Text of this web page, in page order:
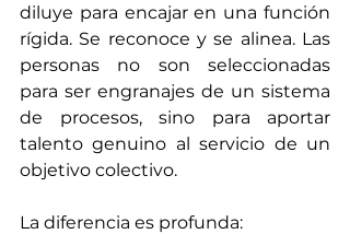
diluye para encajar en una función
rígida. Se reconoce y se alinea. Las
personas no son seleccionadas
para ser engranajes de un sistema
de procesos, sino para aportar
talento genuino al servicio de un
objetivo colectivo.
La diferencia es profunda: